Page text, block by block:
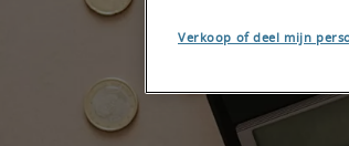
Verkoop of deel mijn